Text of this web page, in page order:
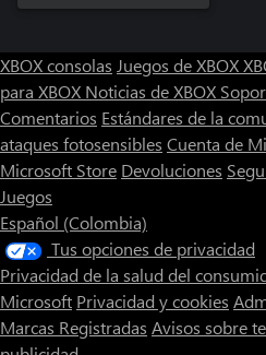
XBOX consolas Juegos de XBOX
para XBOX Noticias de XBOX
Comentarios Estándares de la
ataques fotosensibles Cuenta de
Microsoft Store Devoluciones
Juegos
Español (Colombia)
Tus opciones de privacidad
Privacidad de la salud del
Microsoft Privacidad y cookies
Marcas Registradas Avisos sobre